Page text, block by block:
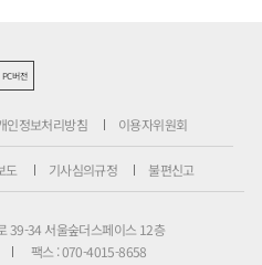
PC버전
인정보처리방침 이용자위원회
도 기사심의규정 불편신고
39-34 서울숲더스페이스 12층
팩스 : 070-4015-8658